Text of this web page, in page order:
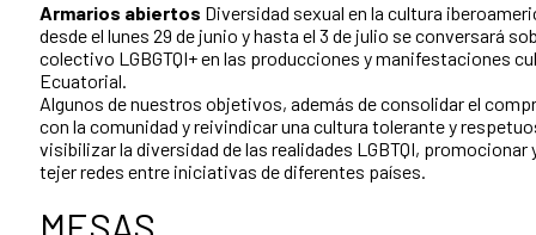
Armarios abiertos Diversidad sexual en la cultura
desde el lunes 29 de junio y hasta el 3 de julio se conversará
colectivo LGBGTQI+ en las producciones y manifestaciones
Ecuatorial.
Algunos de nuestros objetivos, además de consolidar el
con la comunidad y reivindicar una cultura tolerante y
visibilizar la diversidad de las realidades LGBTQI, promocionar
tejer redes entre iniciativas de diferentes países.